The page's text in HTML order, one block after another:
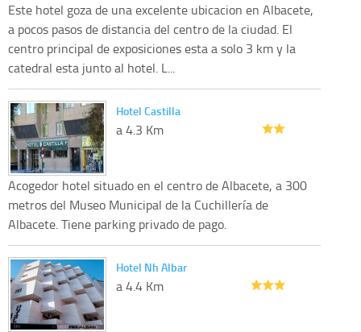
Este hotel goza de una excelente ubicacion en Albacete,
a pocos pasos de distancia del centro de la ciudad. El
centro principal de exposiciones esta a solo 3 km y la
catedral esta junto al hotel. L...
Hotel Castilla
a 4.3 Km
Acogedor hotel situado en el centro de Albacete, a 300
metros del Museo Municipal de la Cuchillería de
Albacete. Tiene parking privado de pago.
Hotel Nh Albar
a 4.4 Km